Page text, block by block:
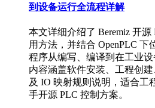
到设备运行全流程详解
本文详细介绍了 Beremiz 开
用方法，并结合 OpenPLC 下
程序从编写、编译到在工业设
内容涵盖软件安装、工程创
及 IO 映射规则说明，适合工
手开源 PLC 控制方案。